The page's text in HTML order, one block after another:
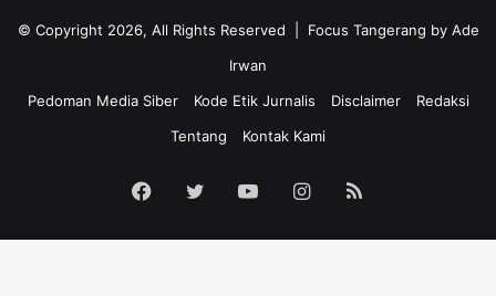
© Copyright 2026, All Rights Reserved | Focus Tangerang by Ade
Irwan
Pedoman Media Siber
Kode Etik Jurnalis Disclaimer
Redaksi
Tentang
Kontak Kami
Facebook
TwitterYouTubeInstagram
RSS